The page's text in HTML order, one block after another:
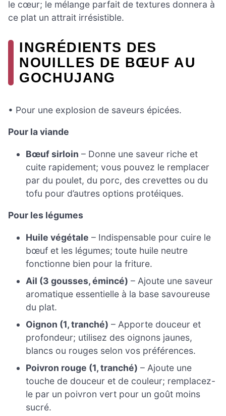
le cœur; le mélange parfait de textures donnera à
ce plat un attrait irrésistible.
INGRÉDIENTS DES
NOUILLES DE BŒUF AU
GOCHUJANG
• Pour une explosion de saveurs épicées.
Pour la viande
Bœuf sirloin – Donne une saveur riche et
cuite rapidement; vous pouvez le remplacer
par du poulet, du porc, des crevettes ou du
tofu pour d’autres options protéiques.
Pour les légumes
Huile végétale – Indispensable pour cuire le
bœuf et les légumes; toute huile neutre
fonctionne bien pour la friture.
Ail (3 gousses, émincé) – Ajoute une saveur
aromatique essentielle à la base savoureuse
du plat.
Oignon (1, tranché) – Apporte douceur et
profondeur; utilisez des oignons jaunes,
blancs ou rouges selon vos préférences.
Poivron rouge (1, tranché) – Ajoute une
touche de douceur et de couleur; remplacez-
le par un poivron vert pour un goût moins
sucré.